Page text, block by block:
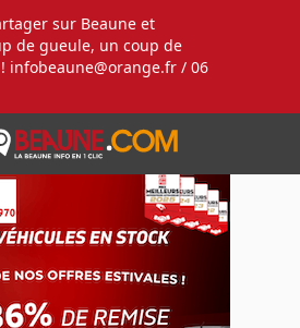
sur Beaune et
de gueule, un coup de
infobeaune@orange.fr / 06